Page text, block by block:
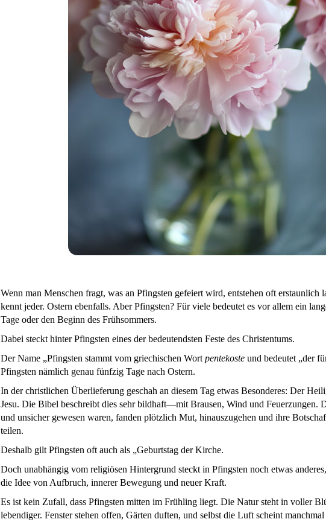
Wenn man Menschen fragt, was an Pfingsten gefeiert wird, entstehen oft erstaunlich
kennt jeder. Ostern ebenfalls. Aber Pfingsten? Für viele bedeutet es vor allem ein
Tage oder den Beginn des Frühsommers.
Dabei steckt hinter Pfingsten eines der bedeutendsten Feste des Christentums.
Der Name „Pfingsten stammt vom griechischen Wort pentekoste und bedeutet „der
Pfingsten nämlich genau fünfzig Tage nach Ostern.
In der christlichen Überlieferung geschah an diesem Tag etwas Besonderes: Der
Jesu. Die Bibel beschreibt dies sehr bildhaft—mit Brausen, Wind und Feuerzungen.
und unsicher gewesen waren, fanden plötzlich Mut, hinauszugehen und ihre
teilen.
Deshalb gilt Pfingsten oft auch als „Geburtstag der Kirche.
Doch unabhängig vom religiösen Hintergrund steckt in Pfingsten noch etwas
die Idee von Aufbruch, innerer Bewegung und neuer Kraft.
Es ist kein Zufall, dass Pfingsten mitten im Frühling liegt. Die Natur steht in voller
lebendiger. Fenster stehen offen, Gärten duften, und selbst die Luft scheint